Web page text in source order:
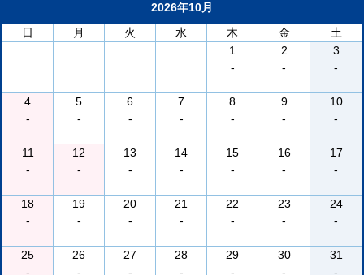
2026年10月
日
月 火 水 木 金
土
1
-
2
-
3
-
4
-
5
-
6
-
7
-
8
-
9
-
10
-
11
-
12
-
13
-
14
-
15
-
16
-
17
-
18
-
19
-
20
-
21
-
22
-
23
-
24
-
25
-
26
-
27
-
28
-
29
-
30
-
31
-